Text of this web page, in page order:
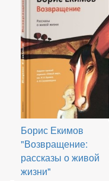
Борис Екимов
"Возвращение:
рассказы о живой
жизни"